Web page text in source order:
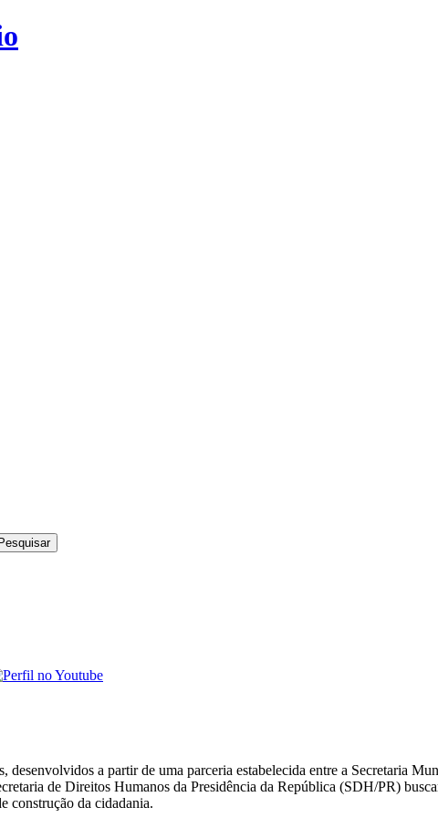
desenvolvidos a partir de uma parceria estabelecida entre a Secretaria
de Direitos Humanos da Presidência da República (SDH/PR)
construção da cidadania.